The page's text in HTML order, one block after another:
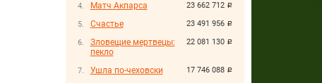
23 662 712 руб.
Матч Акпарса
23 491 956 руб.
Счастье
22 081 130 руб.
Зловещие мертвецы:
пекло
17 746 088 руб.
Ушла по-чеховски